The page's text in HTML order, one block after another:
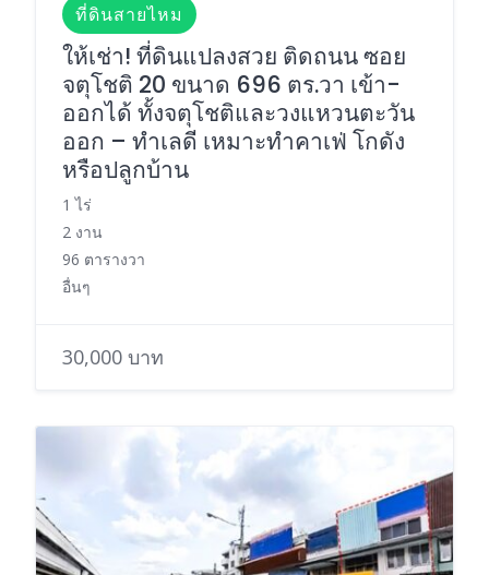
ที่ดินสายไหม
ให้เช่า! ที่ดินแปลงสวย ติดถนน ซอย
จตุโชติ 20 ขนาด 696 ตร.วา เข้า-
ออกได้ ทั้งจตุโชติและวงแหวนตะวัน
ออก – ทำเลดี เหมาะทำคาเฟ่ โกดัง
หรือปลูกบ้าน
1 ไร่
2 งาน
96 ตารางวา
อื่นๆ
30,000 บาท